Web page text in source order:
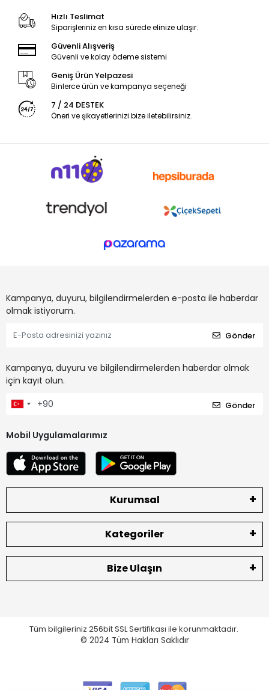
Hızlı Teslimat
Siparişleriniz en kısa sürede elinize ulaşır.
Güvenli Alışveriş
Güvenli ve kolay ödeme sistemi
Geniş Ürün Yelpazesi
Binlerce ürün ve kampanya seçeneği
7 / 24 DESTEK
Öneri ve şikayetlerinizi bize iletebilirsiniz.
Kampanya, duyuru, bilgilendirmelerden e-posta ile haberdar
olmak istiyorum.
Gönder
Kampanya, duyuru ve bilgilendirmelerden haberdar olmak
için kayıt olun.
Gönder
Mobil Uygulamalarımız
Kurumsal
Kategoriler
Bize Ulaşın
Tüm bilgileriniz 256bit SSL Sertifikası ile korunmaktadır.
© 2024 Tüm Hakları Saklıdır